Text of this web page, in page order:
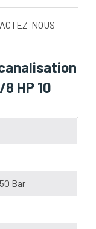
NOUS
HP 10
Bar